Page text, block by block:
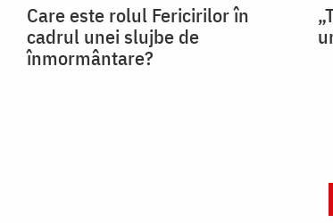
Care este rolul Fericirilor în
cadrul unei slujbe de
înmormântare?